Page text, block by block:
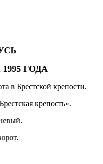
ГОДА
в Брестской крепости.
крепость».
.